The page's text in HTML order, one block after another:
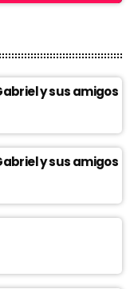
y Juan Gabriel
Nevada
y sus amigos
y sus amigos